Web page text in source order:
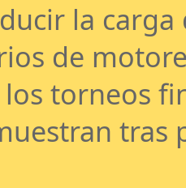
la
de
torneos
tras